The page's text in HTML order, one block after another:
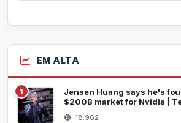
EM ALTA
1
Jensen Huang says he's
$200B market for Nvidia |
18.962